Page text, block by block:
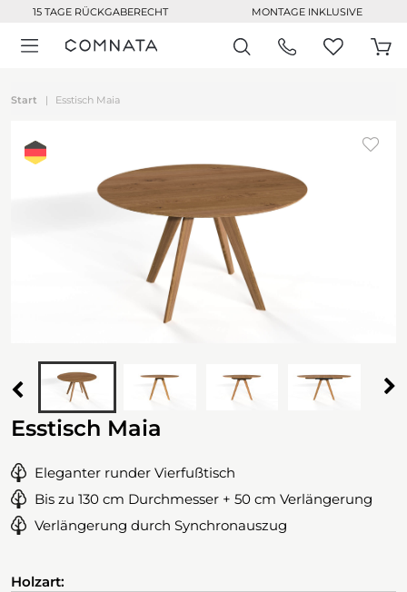
15 TAGE RÜCKGABERECHT MONTAGE INKLUSIVE
Start Esstisch Maia
Esstisch Maia
Eleganter runder Vierfußtisch
Bis zu 130 cm Durchmesser + 50 cm Verlängerung
Verlängerung durch Synchronauszug
Holzart: